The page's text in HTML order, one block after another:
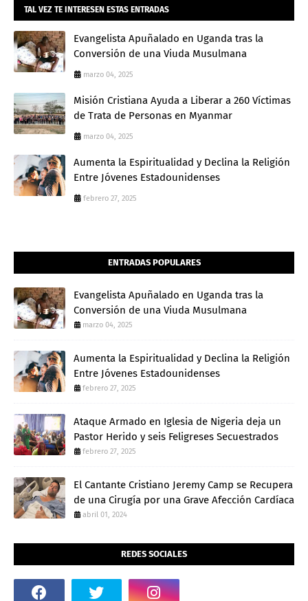
TAL VEZ TE INTERESEN ESTAS ENTRADAS
Evangelista Apuñalado en Uganda tras la
Conversión de una Viuda Musulmana
marzo 04, 2025
Misión Cristiana Ayuda a Liberar a 260 Víctimas
de Trata de Personas en Myanmar
marzo 04, 2025
Aumenta la Espiritualidad y Declina la Religión
Entre Jóvenes Estadounidenses
febrero 27, 2025
ENTRADAS POPULARES
Evangelista Apuñalado en Uganda tras la
Conversión de una Viuda Musulmana
marzo 04, 2025
Aumenta la Espiritualidad y Declina la Religión
Entre Jóvenes Estadounidenses
febrero 27, 2025
Ataque Armado en Iglesia de Nigeria deja un
Pastor Herido y seis Feligreses Secuestrados
febrero 27, 2025
El Cantante Cristiano Jeremy Camp se Recupera
de una Cirugía por una Grave Afección Cardíaca
abril 01, 2024
REDES SOCIALES